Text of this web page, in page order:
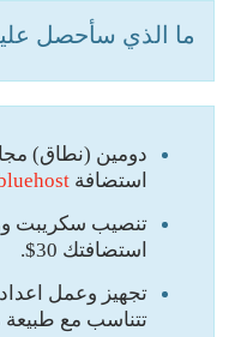
ما الذي سأحصل
دومين (نطاق)
استضافة
تنصيب سكريبت
استضافتك 30$.
تجهيز وعمل
تتناسب مع طبيعة